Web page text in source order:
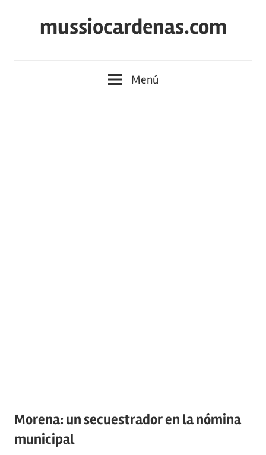
mussiocardenas.com
Menú
Morena: un secuestrador en la nómina
municipal